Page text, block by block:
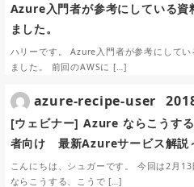
Azure入門者が参考にしている資
ました。
ハリーです。 Azure入門者が参考にして
ました。 前回のAWSに […]
[ウェビナー] Azure ならこうす
者向け 最新Azureサービス解説
こんにちは、シュガーです。 今回は2月
ならこうする、こうで […]
azure-recipe-user